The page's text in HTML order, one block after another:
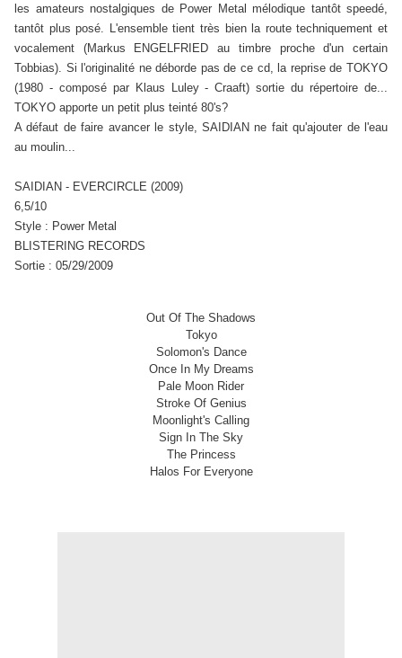
les amateurs nostalgiques de Power Metal mélodique tantôt speedé,
tantôt plus posé. L'ensemble tient très bien la route techniquement et
vocalement (Markus ENGELFRIED au timbre proche d'un certain
Tobbias). Si l'originalité ne déborde pas de ce cd, la reprise de TOKYO
(1980 - composé par Klaus Luley - Craaft) sortie du répertoire de...
TOKYO apporte un petit plus teinté 80's?
A défaut de faire avancer le style, SAIDIAN ne fait qu'ajouter de l'eau
au moulin...
SAIDIAN - EVERCIRCLE (2009)
6,5/10
Style : Power Metal
BLISTERING RECORDS
Sortie : 05/29/2009
Out Of The Shadows
Tokyo
Solomon's Dance
Once In My Dreams
Pale Moon Rider
Stroke Of Genius
Moonlight's Calling
Sign In The Sky
The Princess
Halos For Everyone